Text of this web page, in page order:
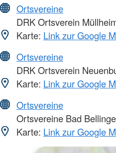
Ortsvereine
DRK Ortsverein
Karte: Link zur Google
Ortsvereine
DRK Ortsverein
Karte: Link zur Google
Ortsvereine
Ortsvereine Bad
Karte: Link zur Google